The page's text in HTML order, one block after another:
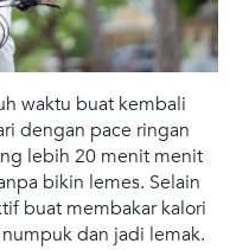
waktu buat kembali
dengan pace ringan
lebih 20 menit menit
bikin lemes. Selain
buat membakar kalori
dan jadi lemak.